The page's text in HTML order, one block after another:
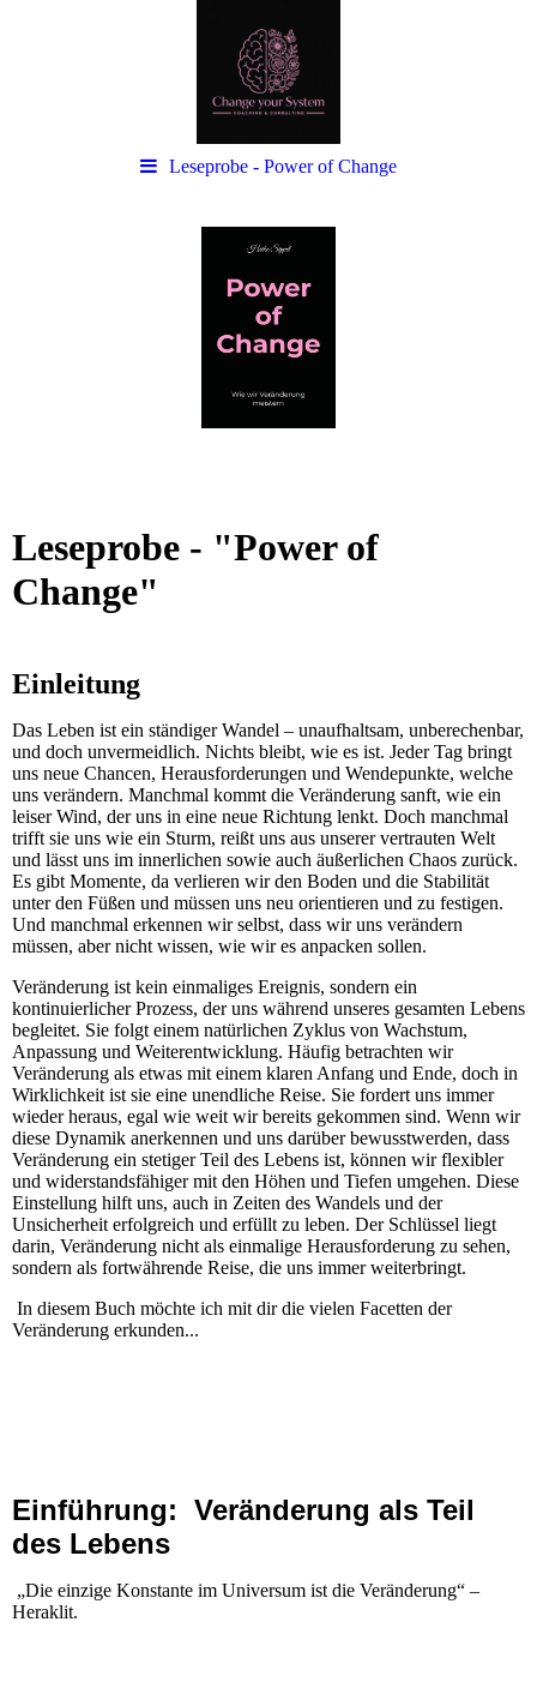
Leseprobe - Power of Change
Leseprobe - "Power of
Change"
Einleitung
Das Leben ist ein ständiger Wandel – unaufhaltsam, unberechenbar,
und doch unvermeidlich. Nichts bleibt, wie es ist. Jeder Tag bringt
uns neue Chancen, Herausforderungen und Wendepunkte, welche
uns verändern. Manchmal kommt die Veränderung sanft, wie ein
leiser Wind, der uns in eine neue Richtung lenkt. Doch manchmal
trifft sie uns wie ein Sturm, reißt uns aus unserer vertrauten Welt
und lässt uns im innerlichen sowie auch äußerlichen Chaos zurück.
Es gibt Momente, da verlieren wir den Boden und die Stabilität
unter den Füßen und müssen uns neu orientieren und zu festigen.
Und manchmal erkennen wir selbst, dass wir uns verändern
müssen, aber nicht wissen, wie wir es anpacken sollen.
Veränderung ist kein einmaliges Ereignis, sondern ein
kontinuierlicher Prozess, der uns während unseres gesamten Lebens
begleitet. Sie folgt einem natürlichen Zyklus von Wachstum,
Anpassung und Weiterentwicklung. Häufig betrachten wir
Veränderung als etwas mit einem klaren Anfang und Ende, doch in
Wirklichkeit ist sie eine unendliche Reise. Sie fordert uns immer
wieder heraus, egal wie weit wir bereits gekommen sind. Wenn wir
diese Dynamik anerkennen und uns darüber bewusstwerden, dass
Veränderung ein stetiger Teil des Lebens ist, können wir flexibler
und widerstandsfähiger mit den Höhen und Tiefen umgehen. Diese
Einstellung hilft uns, auch in Zeiten des Wandels und der
Unsicherheit erfolgreich und erfüllt zu leben. Der Schlüssel liegt
darin, Veränderung nicht als einmalige Herausforderung zu sehen,
sondern als fortwährende Reise, die uns immer weiterbringt.
In diesem Buch möchte ich mit dir die vielen Facetten der
Veränderung erkunden...
Einführung: Veränderung als Teil
des Lebens
„Die einzige Konstante im Universum ist die Veränderung“ –
Heraklit.